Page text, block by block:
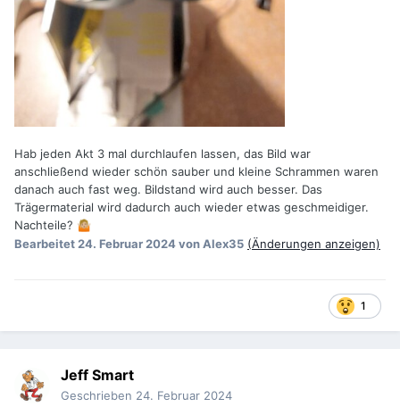
Hab jeden Akt 3 mal durchlaufen lassen, das Bild war
anschließend wieder schön sauber und kleine Schrammen waren
danach auch fast weg. Bildstand wird auch besser. Das
Trägermaterial wird dadurch auch wieder etwas geschmeidiger.
Nachteile? 🤷🏼
Bearbeitet 24. Februar 2024von Alex35 (Änderungen anzeigen)
1
Jeff Smart
Geschrieben 24. Februar 2024